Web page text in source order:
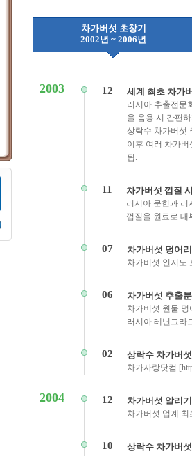
차가버섯 초창기
2002년 ~ 2006년
2003 12 세계 최초 차가
러시아 추출전문
을 음용 시 간편
상락수 차가버섯
이후 여러 차가
됨.
11 차가버섯 껍질
러시아 문헌과 러
껍질을 원료로 대
07 차가버섯 덩어
차가버섯 인지도
06 차가버섯 추출
차가버섯 원물
러시아 레닌그라
02 상락수 차가버
차가사랑닷컴
2004 12 차가버섯 알리
차가버섯 업계
10 상락수 차가버